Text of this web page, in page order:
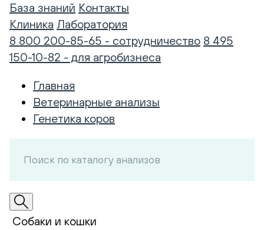
База знаний Контакты
Клиника Лаборатория
8 800 200-85-65 - сотрудничество 8 495
150-10-82 - для агробизнеса
Главная
Ветеринарные анализы
Генетика коров
Собаки и кошки